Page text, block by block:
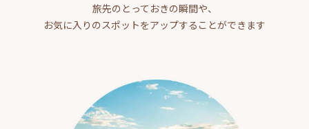
旅先のとっておきの瞬間や、
お気に入りのスポットをアップすることができます